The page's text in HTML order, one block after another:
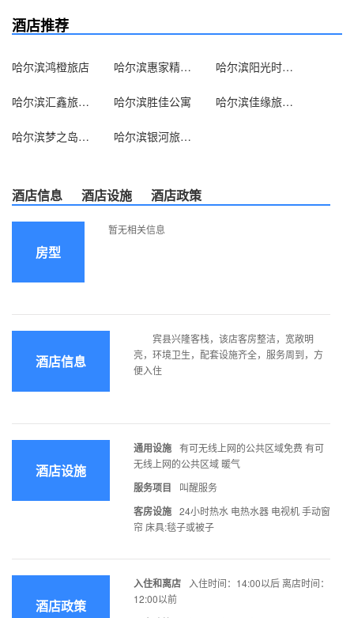
酒店推荐
哈尔滨鸿橙旅店 哈尔滨惠家精品公寓 哈尔滨阳光时尚旅馆(哈西)
哈尔滨汇鑫旅店(康安二道街) 哈尔滨胜佳公寓 哈尔滨佳缘旅店(乐松店)
哈尔滨梦之岛旅店 哈尔滨银河旅馆(中国雷锋车队招待所)
酒店信息 酒店设施 酒店政策
房型
暂无相关信息
酒店信息
宾县兴隆客栈，该店客房整洁，宽敞明
亮，环境卫生，配套设施齐全，服务周到，方
便入住
酒店设施
通用设施 有可无线上网的公共区域免费 有可
无线上网的公共区域 暖气
服务项目 叫醒服务
客房设施 24小时热水 电热水器 电视机 手动窗
帘 床具:毯子或被子
酒店政策
入住和离店
入住时间：14:00以后 离店时间：
12:00以前